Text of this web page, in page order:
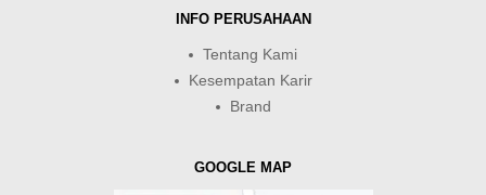
INFO PERUSAHAAN
Tentang Kami
Kesempatan Karir
Brand
GOOGLE MAP